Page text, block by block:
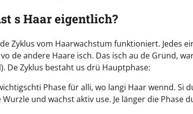
s Haar eigentlich?
Zyklus vom Haarwachstum funktioniert. Jedes
de andere Haare isch. Das isch au de Grund,
De Zyklus bestaht us drü Hauptphase:
Phase für alli, wo langi Haar wennd. Si
und wachst aktiv use. Je länger die Phase